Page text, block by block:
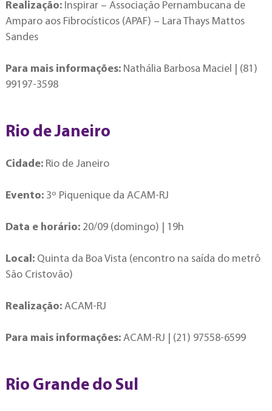
Realização: Inspirar – Associação Pernambucana de
Amparo aos Fibrocísticos (APAF) – Lara Thays Mattos
Sandes
Para mais informações: Nathália Barbosa Maciel | (81)
99197-3598
Rio de Janeiro
Cidade: Rio de Janeiro
Evento: 3º Piquenique da ACAM-RJ
Data e horário: 20/09 (domingo) | 19h
Local: Quinta da Boa Vista (encontro na saída do metrô
São Cristovão)
Realização: ACAM-RJ
Para mais informações: ACAM-RJ | (21) 97558-6599
Rio Grande do Sul